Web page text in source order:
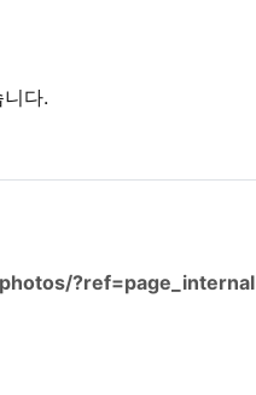
다.
?ref=page_internal